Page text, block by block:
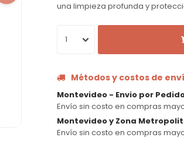
una limpieza profunda y
1
Métodos y costos de
Montevideo - Envio por
Envío sin costo en compras
Montevideo y Zona
Envío sin costo en compras